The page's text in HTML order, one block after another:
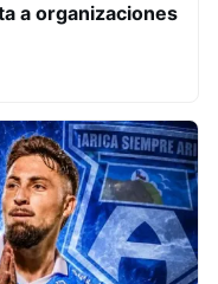
a organizaciones